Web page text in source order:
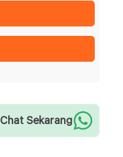
Chat Sekarang